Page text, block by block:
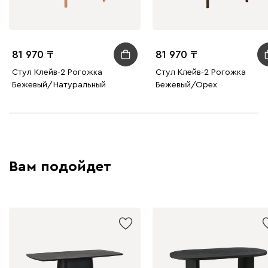
81 970
Стул Клейв-2 Рогожка
Бежевый/Натуральный
81 970
Стул Клейв-2 Рогожка
Бежевый/Орех
Вам подойдет